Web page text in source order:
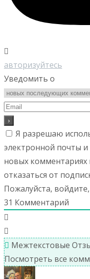
авторизуйтесь
Уведомить о
Я разрешаю
электронной почты
новых
отказаться от
Пожалуйста,
31 Комментарий
Межтекстовые
Посмотреть все